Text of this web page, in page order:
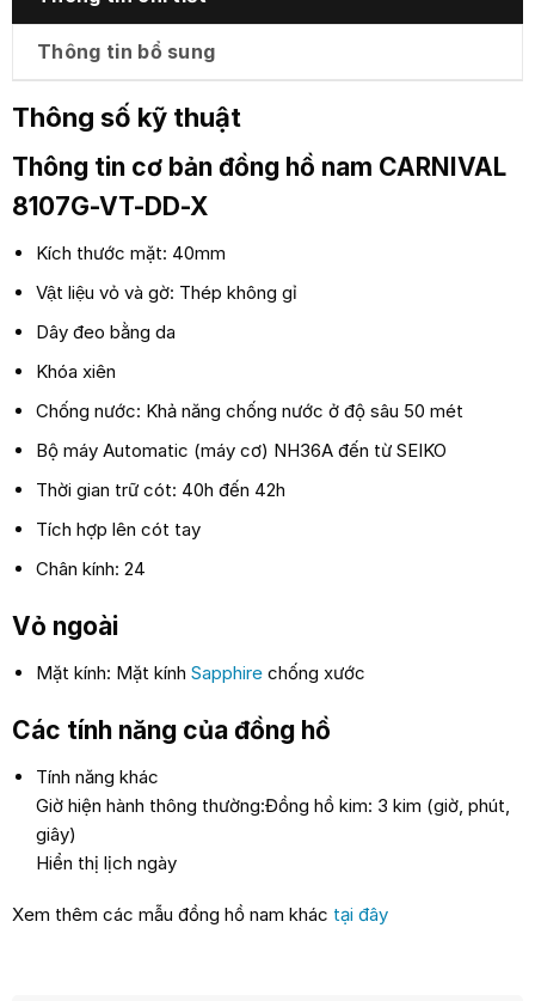
Thông tin bổ sung
Thông số kỹ thuật
Thông tin cơ bản đồng hồ nam CARNIVAL
8107G-VT-DD-X
Kích thước mặt: 40mm
Vật liệu vỏ và gờ: Thép không gỉ
Dây đeo bằng da
Khóa xiên
Chống nước: Khả năng chống nước ở độ sâu 50 mét
Bộ máy Automatic (máy cơ) NH36A đến từ SEIKO
Thời gian trữ cót: 40h đến 42h
Tích hợp lên cót tay
Chân kính: 24
Vỏ ngoài
Mặt kính: Mặt kính Sapphirechống xước
Các tính năng của đồng hồ
Tính năng khác
Giờ hiện hành thông thường:Đồng hồ kim: 3 kim (giờ, phút,
giây)
Hiển thị lịch ngày
Xem thêm các mẫu đồng hồ nam khác tại đây